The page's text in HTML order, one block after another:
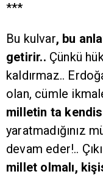
***
Bu kulvar, bu
getirir.. Çünkü
kaldırmaz..
olan, cümle
milletin ta
yaratmadığınız
devam eder!..
millet olmalı,